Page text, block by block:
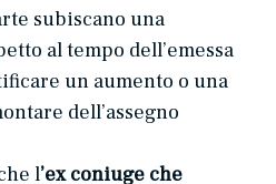
subiscano una
al tempo dell’emessa
un aumento o una
dell’assegno
l’ex coniuge che